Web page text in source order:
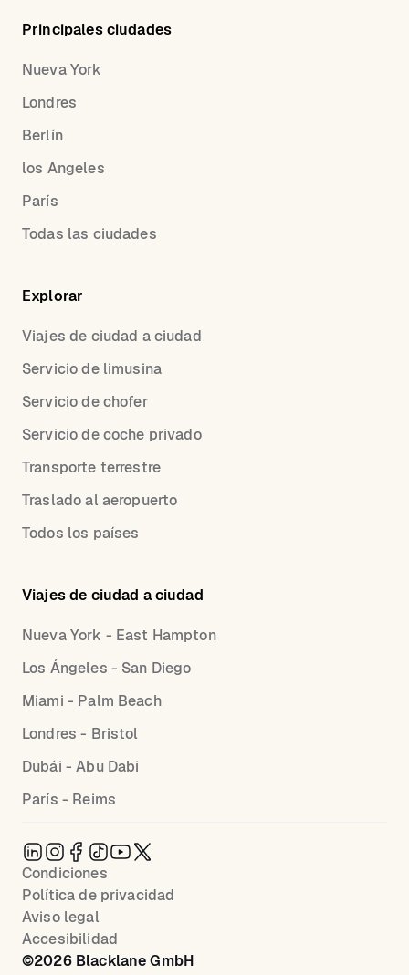
Principales ciudades
Nueva York
Londres
Berlín
los Angeles
París
Todas las ciudades
Explorar
Viajes de ciudad a ciudad
Servicio de limusina
Servicio de chofer
Servicio de coche privado
Transporte terrestre
Traslado al aeropuerto
Todos los países
Viajes de ciudad a ciudad
Nueva York - East Hampton
Los Ángeles - San Diego
Miami - Palm Beach
Londres - Bristol
Dubái - Abu Dabi
París - Reims
©2026Blacklane GmbH
Condiciones
Política de privacidad
Aviso legal
Accesibilidad